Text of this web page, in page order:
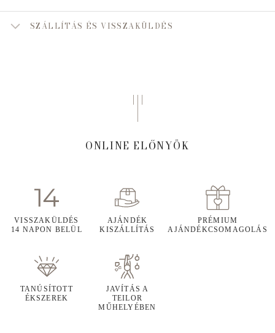
SZÁLLÍTÁS ÉS VISSZAKÜLDÉS
ONLINE ELŐNYÖK
VISSZAKÜLDÉS
14 NAPON BELÜL
AJÁNDÉK
KISZÁLLÍTÁS
PRÉMIUM
AJÁNDÉKCSOMAGOLÁS
TANÚSÍTOTT
ÉKSZEREK
JAVÍTÁS A
TEILOR
MŰHELYÉBEN